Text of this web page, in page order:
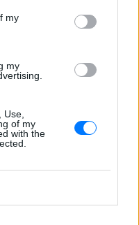
my
my
of my
with the
που ολοκληρώθηκε τα
της Παρασκευής
που κατέγραφε τη
μικρού σκυλιού
εξηγεί γιατί